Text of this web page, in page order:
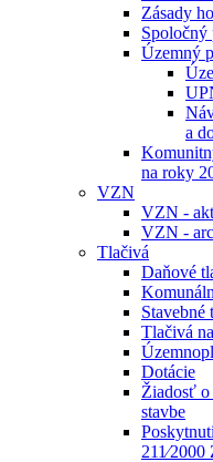
Zásady
Spoločný
Územný
a
na roky
VZN
VZN -
VZN -
Tlačivá
Daňové
Stavebné
Tlačivá
Dotácie
Žiadosť o
stavbe